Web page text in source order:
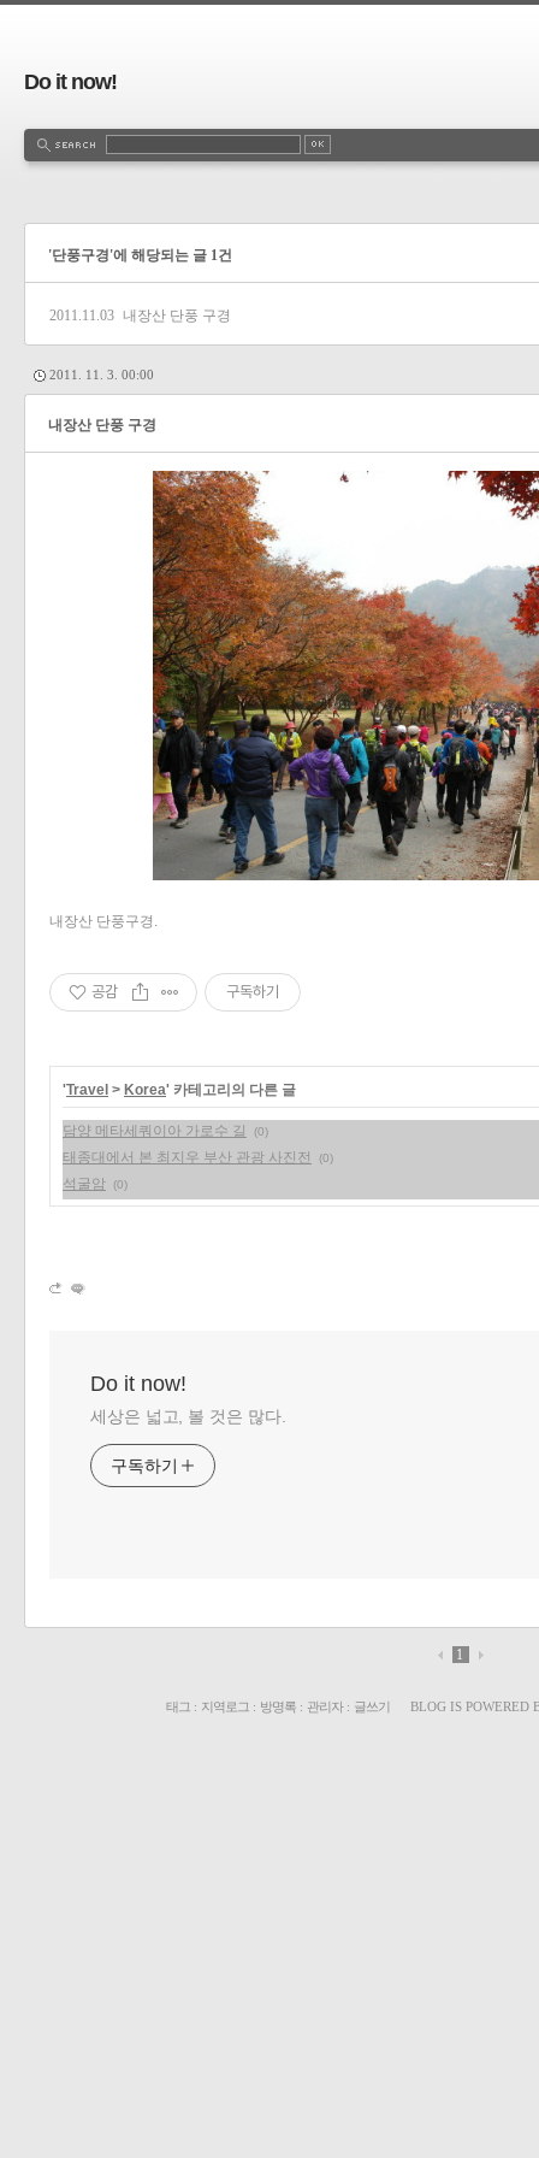
Do it now!
'단풍구경'에 해당되는 글 1건
2011.11.03 내장산 단풍 구경
2011. 11. 3. 00:00
내장산 단풍 구경
내장산 단풍구경.
공감 구독하기
'Travel > Korea' 카테고리의 다른 글
담양 메타세쿼이아 가로수 길 (0)
태종대에서 본 최지우 부산 관광 사진전 (0)
석굴암 (0)
Do it now!
세상은 넓고, 볼 것은 많다.
구독하기
1
태그 : 지역로그 : 방명록 : 관리자: 글쓰기 BLOG IS POWERED
« »